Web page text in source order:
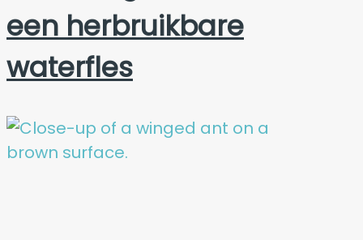
een herbruikbare
waterfles